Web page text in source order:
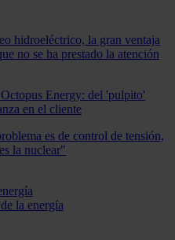
hidroeléctrico, la gran ventaja
no se ha prestado la atención
Energy: del 'pulpito'
en el cliente
es de control de tensión,
la nuclear"